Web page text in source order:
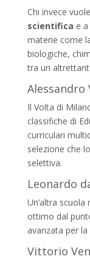
Chi invece
scientifica e
materie come
biologiche,
tra un
Alessandro
Il Volta di
classifiche di
curriculari
selezione che
selettiva.
Leonardo
Un’altra
ottimo dal
avanzata per
Vittorio